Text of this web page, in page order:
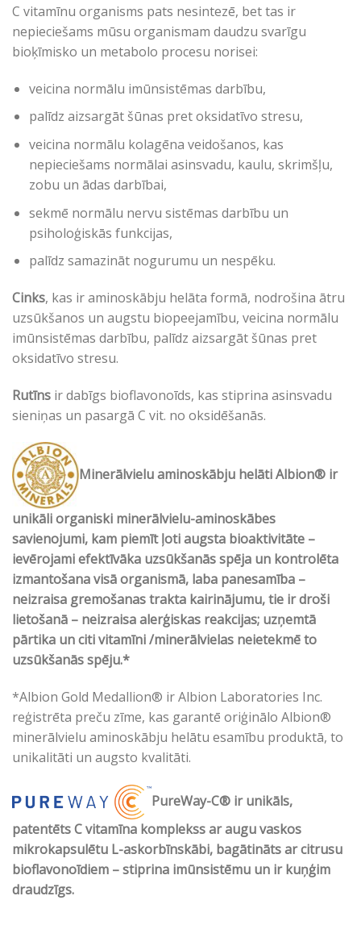
C vitamīnu organisms pats nesintezē, bet tas ir
nepieciešams mūsu organismam daudzu svarīgu
bioķīmisko un metabolo procesu norisei:
veicina normālu imūnsistēmas darbību,
palīdz aizsargāt šūnas pret oksidatīvo stresu,
veicina normālu kolagēna veidošanos, kas
nepieciešams normālai asinsvadu, kaulu, skrimšļu,
zobu un ādas darbībai,
sekmē normālu nervu sistēmas darbību un
psiholoģiskās funkcijas,
palīdz samazināt nogurumu un nespēku.
Cinks, kas ir aminoskābju helāta formā, nodrošina ātru
uzsūkšanos un augstu biopeejamību, veicina normālu
imūnsistēmas darbību, palīdz aizsargāt šūnas pret
oksidatīvo stresu.
Rutīns ir dabīgs bioflavonoīds, kas stiprina asinsvadu
sieniņas un pasargā C vit. no oksidēšanās.
Minerālvielu aminoskābju helāti Albion® ir
unikāli organiski minerālvielu-aminoskābes
savienojumi, kam piemīt ļoti augsta bioaktivitāte –
ievērojami efektīvāka uzsūkšanās spēja un kontrolēta
izmantošana visā organismā, laba panesamība –
neizraisa gremošanas trakta kairinājumu, tie ir droši
lietošanā – neizraisa alerģiskas reakcijas; uzņemtā
pārtika un citi vitamīni /minerālvielas neietekmē to
uzsūkšanās spēju.*
*Albion Gold Medallion® ir Albion Laboratories Inc.
reģistrēta preču zīme, kas garantē oriģinālo Albion®
minerālvielu aminoskābju helātu esamību produktā, to
unikalitāti un augsto kvalitāti.
PureWay-C® ir unikāls,
patentēts C vitamīna komplekss ar augu vaskos
mikrokapsulētu L-askorbīnskābi, bagātināts ar citrusu
bioflavonoīdiem – stiprina imūnsistēmu un ir kuņģim
draudzīgs.